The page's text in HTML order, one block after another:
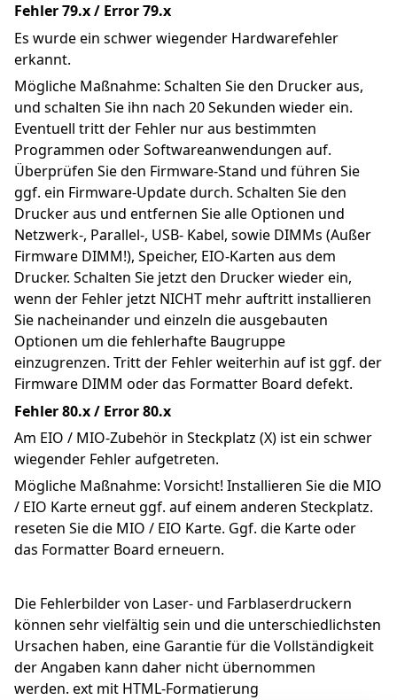
Fehler 79.x / Error 79.x
Es wurde ein schwer wiegender Hardwarefehler
erkannt.
Mögliche Maßnahme: Schalten Sie den Drucker aus,
und schalten Sie ihn nach 20 Sekunden wieder ein.
Eventuell tritt der Fehler nur aus bestimmten
Programmen oder Softwareanwendungen auf.
Überprüfen Sie den Firmware-Stand und führen Sie
ggf. ein Firmware-Update durch. Schalten Sie den
Drucker aus und entfernen Sie alle Optionen und
Netzwerk-, Parallel-, USB- Kabel, sowie DIMMs (Außer
Firmware DIMM!), Speicher, EIO-Karten aus dem
Drucker. Schalten Sie jetzt den Drucker wieder ein,
wenn der Fehler jetzt NICHT mehr auftritt installieren
Sie nacheinander und einzeln die ausgebauten
Optionen um die fehlerhafte Baugruppe
einzugrenzen. Tritt der Fehler weiterhin auf ist ggf. der
Firmware DIMM oder das Formatter Board defekt.
Fehler 80.x / Error 80.x
Am EIO / MIO-Zubehör in Steckplatz (X) ist ein schwer
wiegender Fehler aufgetreten.
Mögliche Maßnahme: Vorsicht! Installieren Sie die MIO
/ EIO Karte erneut ggf. auf einem anderen Steckplatz.
reseten Sie die MIO / EIO Karte. Ggf. die Karte oder
das Formatter Board erneuern.
Die Fehlerbilder von Laser- und Farblaserdruckern
können sehr vielfältig sein und die unterschiedlichsten
Ursachen haben, eine Garantie für die Vollständigkeit
der Angaben kann daher nicht übernommen
werden. ext mit HTML-Formatierung